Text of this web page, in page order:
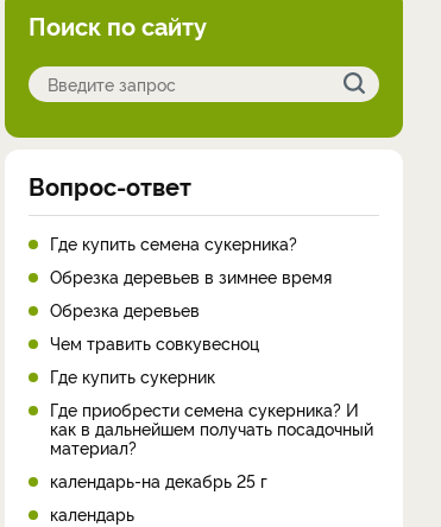
Поиск по сайту
Вопрос-ответ
Где купить семена сукерника?
Обрезка деревьев в зимнее время
Обрезка деревьев
Чем травить совкувесноц
Где купить сукерник
Где приобрести семена сукерника? И
как в дальнейшем получать посадочный
материал?
календарь-на декабрь 25 г
календарь